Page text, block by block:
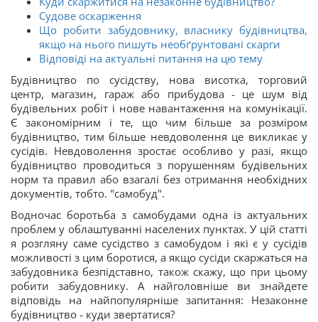
Судове оскарження
Що робити забудовнику, власнику будівництва,
якщо на нього пишуть необґрунтовані скарги
Відповіді на актуальні питання на цю тему
Будівництво по сусідству, нова висотка, торговий
центр, магазин, гараж або прибудова - це шум від
будівельних робіт і нове навантаження на комунікації.
Є закономірним і те, що чим більше за розміром
будівництво, тим більше невдоволення це викликає у
сусідів. Невдоволення зростає особливо у разі, якщо
будівництво проводиться з порушенням будівельних
норм та правил або взагалі без отримання необхідних
документів, тобто. "самобуд".
Водночас боротьба з самобудами одна із актуальних
проблем у облаштуванні населених пунктах. У цій статті
я розгляну саме сусідство з самобудом і які є у сусідів
можливості з цим боротися, а якщо сусіди скаржаться на
забудовника безпідставно, також скажу, що при цьому
робити забудовнику. А найголовніше ви знайдете
відповідь на найпопулярніше запитання: Незаконне
будівництво - куди звертатися?